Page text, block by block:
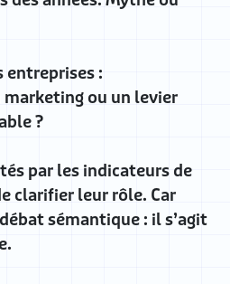
entreprises :
ou un levier
?
par les indicateurs de
clarifier leur rôle. Car
sémantique : il s’agit